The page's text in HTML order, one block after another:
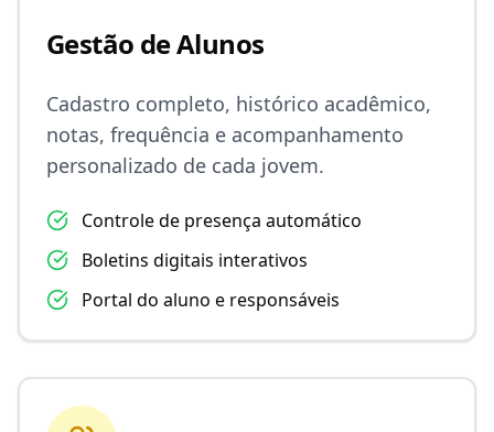
Gestão de Alunos
Cadastro completo, histórico acadêmico,
notas, frequência e acompanhamento
personalizado de cada jovem.
Controle de presença automático
Boletins digitais interativos
Portal do aluno e responsáveis